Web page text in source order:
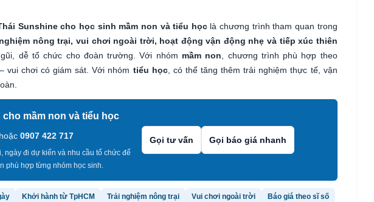
Sunshine cho học sinh mầm non và tiểu họclà chương trình tham quan trong
nông trại, vui chơi ngoài trời, hoạt động vận động nhẹ và tiếp xúc thiên
dễ tổ chức cho đoàn trường. Với nhóm mầm non, chương trình phù hợp theo
vui chơi có giám sát. Với nhóm tiểu học, có thể tăng thêm trải nghiệm thực tế, vận
mầm non và tiểu học
hoặc 0907 422 717
ngày đi dự kiến và nhu cầu tổ chức để
phù hợp từng nhóm học sinh.
Gọi tư vấn Gọi báo giá nhanh
Khởi hành từ TpHCM Trải nghiệm nông trại Vui chơi ngoài trời Báo giá theo sĩ số